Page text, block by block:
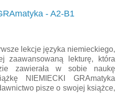
- A2-B1
lekcje języka niemieckiego,
zaawansowaną lekturę, która
zawierała w sobie naukę
NIEMIECKI GRAmatyka
pisze o swojej książce,